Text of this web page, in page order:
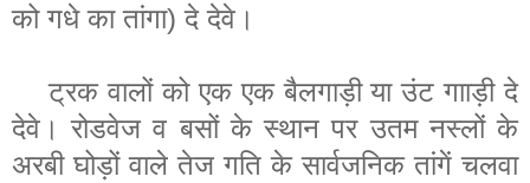
को गधे का तांगा) दे देवे।
ट्रक वालों को एक एक बैलगाड़ी या उंट गााड़ी दे
देवे। रोडवेज व बसों के स्थान पर उतम नस्लों के
अरबी घोड़ों वाले तेज गति के सार्वजनिक तांगें चलवा